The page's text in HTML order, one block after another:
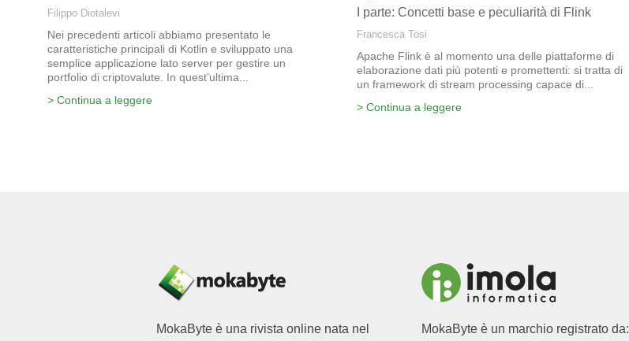
Filippo Diotalevi
Nei precedenti articoli abbiamo presentato le
caratteristiche principali di Kotlin e sviluppato una
semplice applicazione lato server per gestire un
portfolio di criptovalute. In quest’ultima...
> Continua a leggere
I parte: Concetti base e peculiarità di Flink
Francesca Tosi
Apache Flink è al momento una delle piattaforme di
elaborazione dati più potenti e promettenti: si tratta di
un framework di stream processing capace di...
> Continua a leggere
MokaByte è una rivista online nata nel
MokaByte è un marchio registrato da: